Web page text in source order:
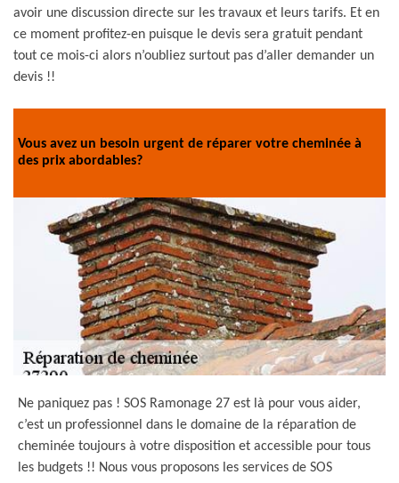
avoir une discussion directe sur les travaux et leurs tarifs. Et en
ce moment profitez-en puisque le devis sera gratuit pendant
tout ce mois-ci alors n’oubliez surtout pas d’aller demander un
devis !!
Vous avez un besoin urgent de réparer votre cheminée à
des prix abordables?
Ne paniquez pas ! SOS Ramonage 27 est là pour vous aider,
c’est un professionnel dans le domaine de la réparation de
cheminée toujours à votre disposition et accessible pour tous
les budgets !! Nous vous proposons les services de SOS